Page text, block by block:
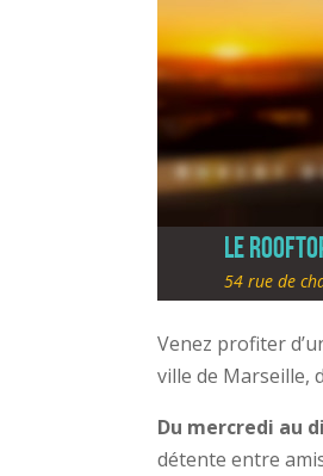
Le
54 rue de
Venez profiter
ville de Marseille,
Du mercredi au
détente entre